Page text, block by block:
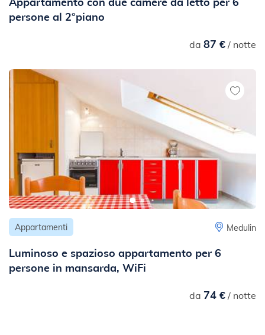
persone al 2°piano
da 87 €/ notte
Appartamenti Medulin
Luminoso e spazioso appartamento per 6
persone in mansarda, WiFi
da 74 €/ notte